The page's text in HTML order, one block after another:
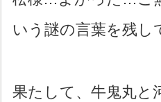
いう謎の言葉を残し
果たして、牛鬼丸と